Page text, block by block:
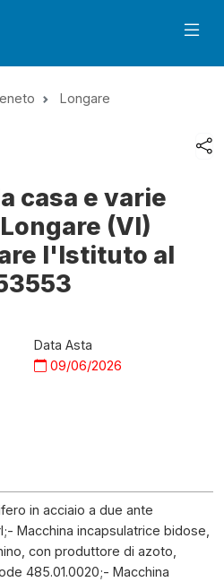
Longare
casa e varie
(VI)
l'Istituto al
Data Asta
09/06/2026
in acciaio a due ante
Macchina incapsulatrice bidose,
con produttore di azoto,
485.01.0020;- Macchina